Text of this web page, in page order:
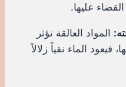
عليها.
المواد العالقة تؤثر
فيعود الماء نقياً زلالاً